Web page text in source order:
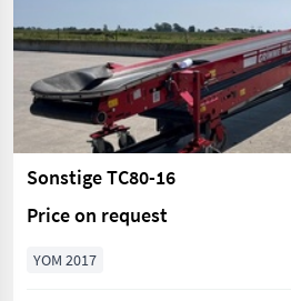
Sonstige TC80-16
Price on request
YOM 2017